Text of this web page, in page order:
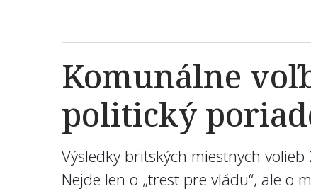
Komunálne
politický
Výsledky britských miestnych
Nejde len o „trest pre vládu“, ale o